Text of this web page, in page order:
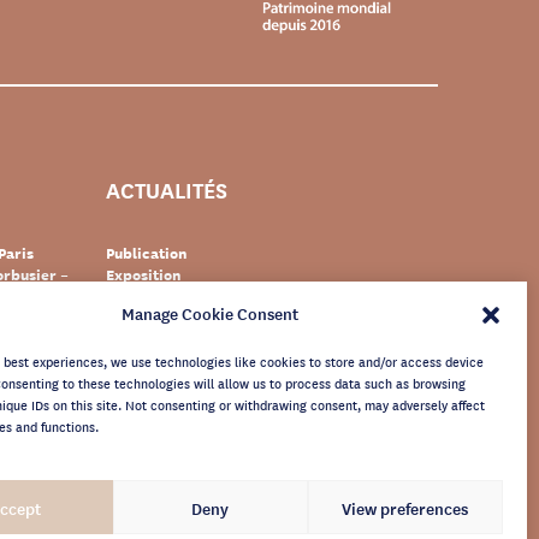
Manage Cookie Consent
best experiences, we use technologies like cookies to store and/or access device
to these technologies will allow us to process data such as browsing
IDs on this site. Not consenting or withdrawing consent, may adversely affect
and functions.
Deny View preferences
–
ACTUALITÉS
Publication
Exposition
Documentaire